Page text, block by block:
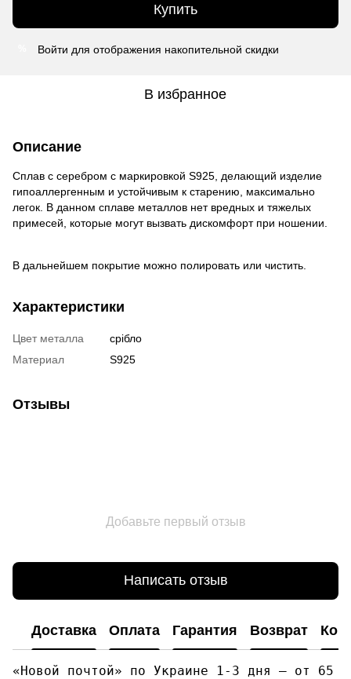
Купить
Войти для отображения накопительной скидки
В избранное
Описание
Сплав с серебром с маркировкой S925, делающий изделие
гипоаллергенным и устойчивым к старению, максимально
легок. В данном сплаве металлов нет вредных и тяжелых
примесей, которые могут вызвать дискомфорт при ношении.
В дальнейшем покрытие можно полировать или чистить.
Характеристики
Цвет металла
срібло
Материал
S925
Отзывы
Добавьте первый отзыв
Написать отзыв
Доставка Оплата Гарантия Возврат
«Новой почтой» по Украине 1-3 дня — от 65